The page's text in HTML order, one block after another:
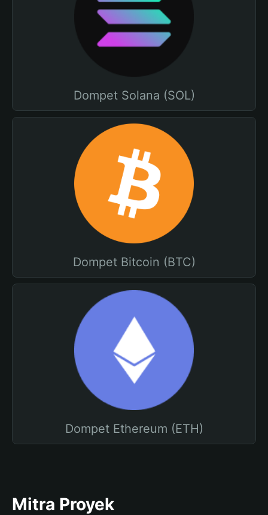
Dompet Solana (SOL)
Dompet Bitcoin (BTC)
Dompet Ethereum (ETH)
Mitra Proyek